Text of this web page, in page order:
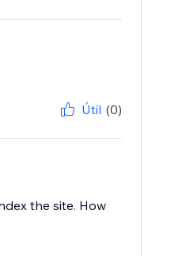
Útil (0)
the site. How